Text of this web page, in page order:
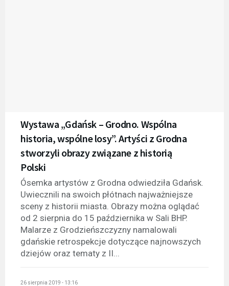
Wystawa „Gdańsk – Grodno. Wspólna
historia, wspólne losy”. Artyści z Grodna
stworzyli obrazy związane z historią
Polski
Ósemka artystów z Grodna odwiedziła Gdańsk.
Uwiecznili na swoich płótnach najważniejsze
sceny z historii miasta. Obrazy można oglądać
od 2 sierpnia do 15 października w Sali BHP.
Malarze z Grodzieńszczyzny namalowali
gdańskie retrospekcje dotyczące najnowszych
dziejów oraz tematy z II...
26 sierpnia 2019 - 13:16